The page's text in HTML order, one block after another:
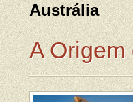
Austrália
A